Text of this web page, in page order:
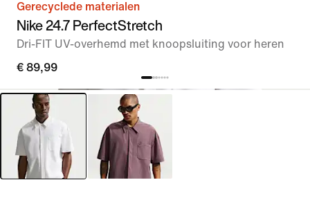
Gerecyclede materialen
Nike 24.7 PerfectStretch
Dri-FIT UV-overhemd met knoopsluiting voor heren
€ 89,99